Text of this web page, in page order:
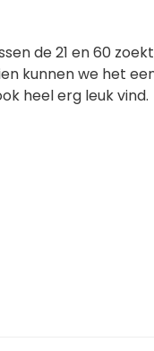
de 21 en 60
kunnen we het
heel erg leuk vind.